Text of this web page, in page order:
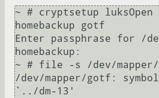
~ # cryptsetup luksOpen
homebackup gotf
Enter passphrase for /
homebackup:
~ # file -s /dev/
/dev/mapper/gotf:
`../dm-13'